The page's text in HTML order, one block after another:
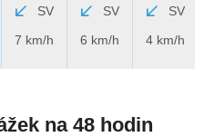
SV
7 km/h
SV
6 km/h
SV
4 km/h
na 48 hodin